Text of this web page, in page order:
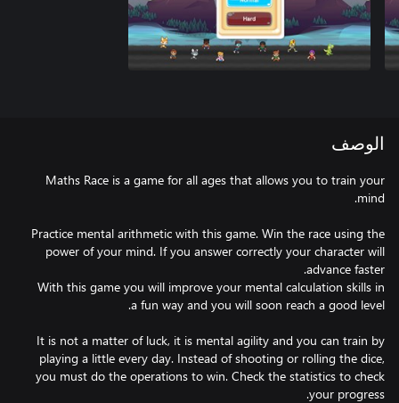
الوصف
Maths Race is a game for all ages that allows you to train your
Practice mental arithmetic with this game. Win the race using the
power of your mind. If you answer correctly your character will
With this game you will improve your mental calculation skills in
It is not a matter of luck, it is mental agility and you can train by
playing a little every day. Instead of shooting or rolling the dice,
you must do the operations to win. Check the statistics to check
your progress.